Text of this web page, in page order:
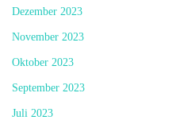
Dezember 2023
November 2023
Oktober 2023
September 2023
Juli 2023